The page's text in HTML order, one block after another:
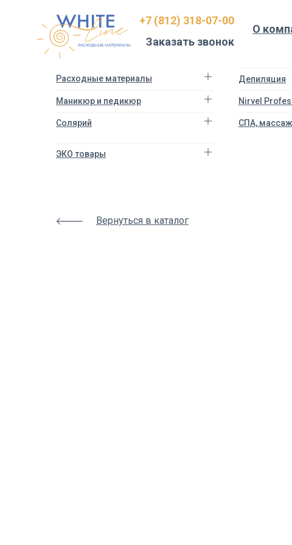
+7 (812) 318-07-00
О
Заказать звонок
Расходные материалы Депиляция
Маникюр и педикюр Nirvel
Солярий СПА,
ЭКО товары
Вернуться в каталог